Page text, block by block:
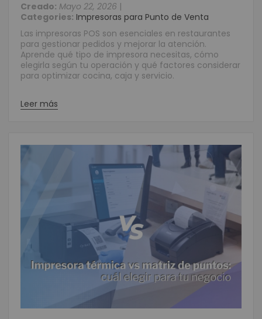
Creado: Mayo 22, 2026 |
Categories: Impresoras para Punto de Venta
Las impresoras POS son esenciales en restaurantes
para gestionar pedidos y mejorar la atención.
Aprende qué tipo de impresora necesitas, cómo
elegirla según tu operación y qué factores considerar
para optimizar cocina, caja y servicio.
Leer más